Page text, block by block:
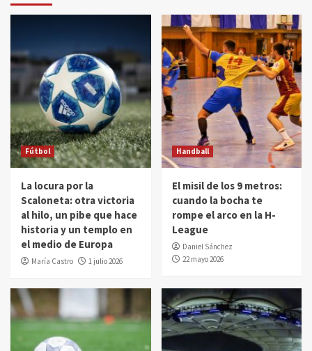
Fútbol
La locura por la
Scaloneta: otra victoria
al hilo, un pibe que hace
historia y un templo en
el medio de Europa
María Castro 1 julio 2026
Handball
El misil de los 9 metros:
cuando la bocha te
rompe el arco en la H-
League
Daniel Sánchez
22 mayo 2026